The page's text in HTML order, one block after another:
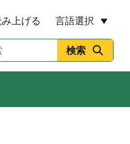
言語選択